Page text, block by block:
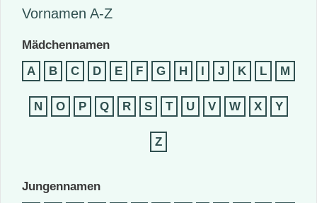
Vornamen A-Z
Mädchennamen
A
B C D E F G H I J K L M
N O P Q R S T U V W X Y
Z
Jungennamen